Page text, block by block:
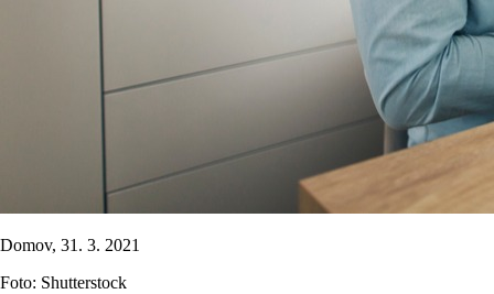
Domov, 31. 3. 2021
Foto: Shutterstock